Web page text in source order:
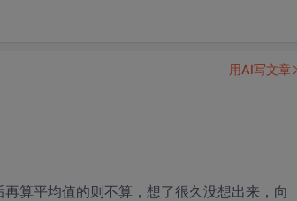
算平均值的则不算，想了很久没想出来，向
用AI写文章